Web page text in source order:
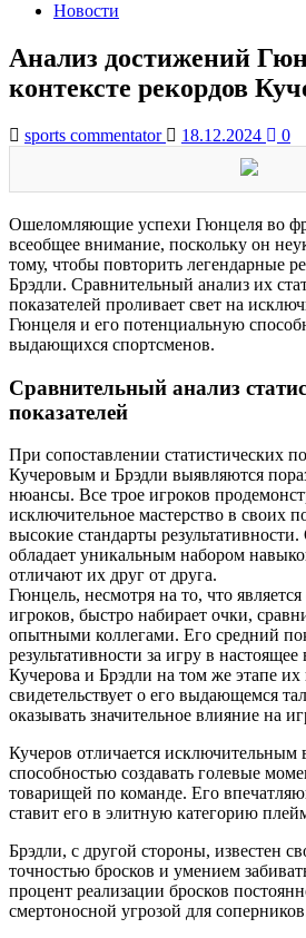
Новости
Анализ достижений
контексте рекордов
sports commentator 18.12.2024 0
Ошеломляющие успехи Гюнцеля во
всеобщее внимание, поскольку он
тому, чтобы повторить легендарные
Брэдли. Сравнительный анализ их
показателей проливает свет на
Гюнцеля и его потенциальную
выдающихся спортсменов.
Сравнительный анализ
показателей
При сопоставлении статистических
Кучеровым и Брэдли выявляются
нюансы. Все трое игроков
исключительное мастерство в своих
высокие стандарты
обладает уникальным набором
отличают их друг от друга.
Гюнцель, несмотря на то, что
игроков, быстро набирает очки,
опытными коллегами. Его средний
результативности за игру в
Кучерова и Брэдли на том же этапе
свидетельствует о его выдающемся
оказывать значительное влияние на
Кучеров отличается
способностью создавать голевые
товарищей по команде. Его
ставит его в элитную категорию
Брэдли, с другой стороны, известен
точностью бросков и умением
процент реализации бросков
смертоносной угрозой для